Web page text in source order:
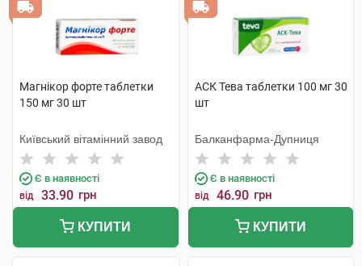
Магнікор форте таблетки
150 мг 30 шт
Київський вітамінний завод
Є в наявності
від 33.90 грн
КУПИТИ
АСК Тева таблетки 100 мг 30
шт
Балканфарма-Дупниця
Є в наявності
від 46.90 грн
КУПИТИ